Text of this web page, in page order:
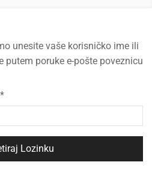
unesite vaše korisničko ime ili
putem poruke e-pošte poveznicu
*
Lozinku